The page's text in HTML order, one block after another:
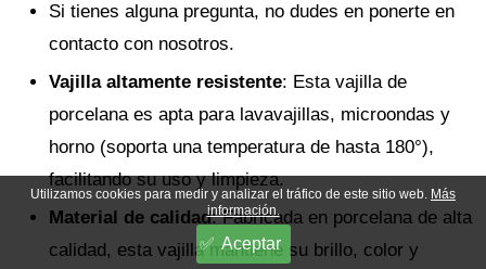
Si tienes alguna pregunta, no dudes en ponerte en
contacto con nosotros.
Vajilla altamente resistente: Esta vajilla de
porcelana es apta para lavavajillas, microondas y
horno (soporta una temperatura de hasta 180°),
facilitando su uso y limpieza.
Material de calidad: Fabricada en porcelana de alta
calidad, esta vajilla mantiene su brillo, color y
Utilizamos cookies para medir y analizar el tráfico de este sitio web. Más
información.
Aceptar